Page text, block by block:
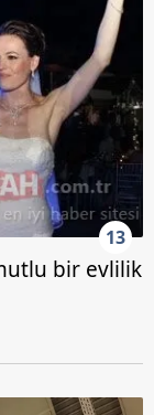
13
bir evlilik